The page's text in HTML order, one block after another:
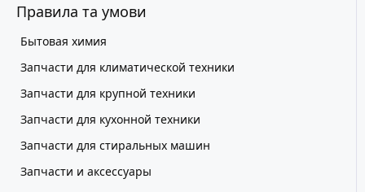
Правила та умови
Бытовая химия
Запчасти для климатической техники
Запчасти для крупной техники
Запчасти для кухонной техники
Запчасти для стиральных машин
Запчасти и аксессуары